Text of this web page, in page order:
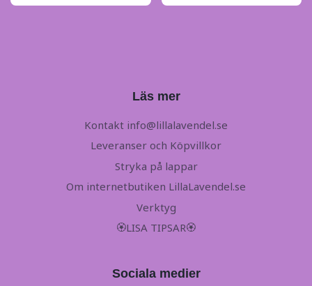
Läs mer
Kontakt info@lillalavendel.se
Leveranser och Köpvillkor
Stryka på lappar
Om internetbutiken LillaLavendel.se
Verktyg
🏵LISA TIPSAR🏵
Sociala medier